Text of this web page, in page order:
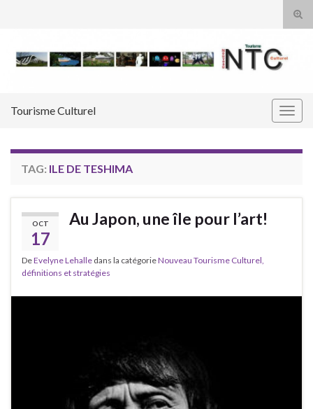
Tourisme Culturel
TAG: ILE DE TESHIMA
OCT
17
Au Japon, une île pour l’art!
DeEvelyne Lehalle dans la catégorieNouveau Tourisme Culturel,
définitions et stratégies